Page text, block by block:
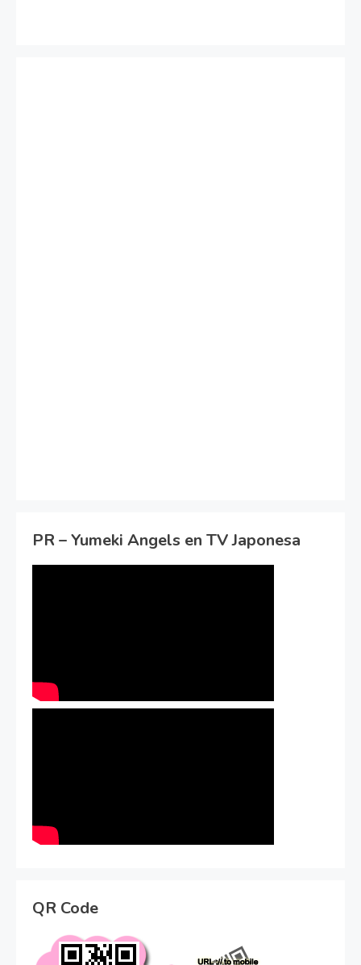
PR – Yumeki Angels en TV Japonesa
QR Code